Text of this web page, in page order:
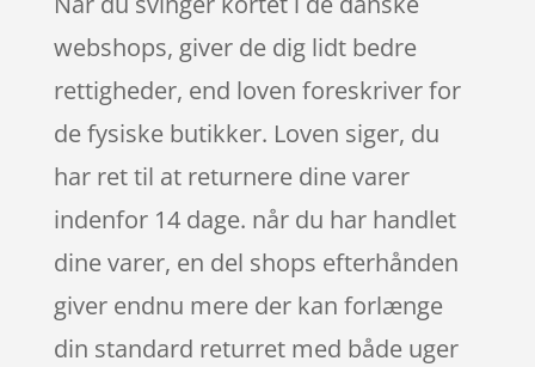
webshops, giver de dig lidt bedre
rettigheder, end loven foreskriver for
de fysiske butikker. Loven siger, du
har ret til at returnere dine varer
indenfor 14 dage. når du har handlet
dine varer, en del shops efterhånden
giver endnu mere der kan forlænge
din standard returret med både uger